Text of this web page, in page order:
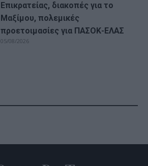
Επικρατείας, διακοπές για το
Μαξίμου, πολεμικές
προετοιμασίες για ΠΑΣΟΚ-ΕΛΑΣ
05/08/2026